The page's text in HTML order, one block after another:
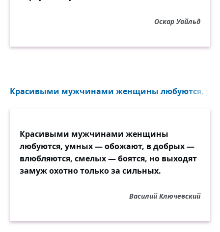
Оскар Уайльд
Красивыми мужчинами женщины любуются,
Красивыми мужчинами женщины
любуются, умных — обожают, в добрых —
влюбляются, смелых — боятся, но выходят
замуж охотно только за сильных.
Василий Ключевский